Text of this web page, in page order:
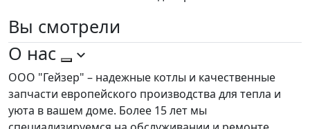
Вы смотрели
О нас
ООО "Гейзер" – надежные котлы и качественные
запчасти европейского производства для тепла и
уюта в вашем доме. Более 15 лет мы